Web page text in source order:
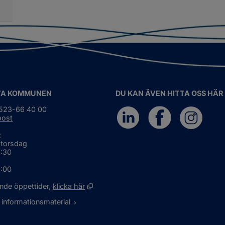
KOMMUNEN
66 40 00
öppettider, klicka här
Öppnas i nytt fönster.
DU KAN ÄVEN HITTA OSS HÄR